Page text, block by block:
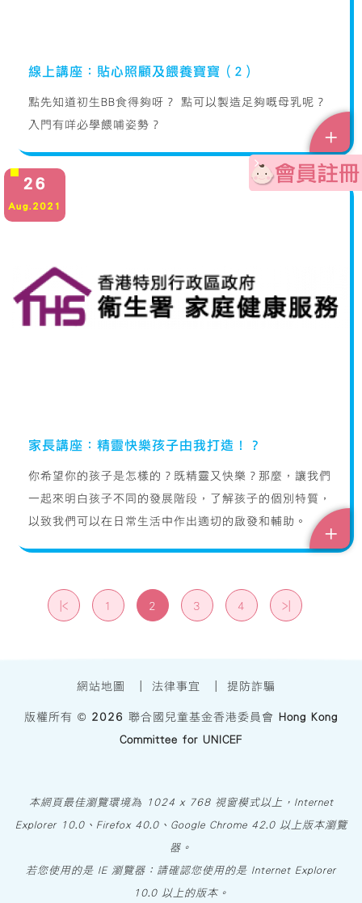
線上講座：貼心照顧及餵養寶寶（2）
點先知道初生BB食得夠呀？ 點可以製造足夠嘅母乳呢？
入門有咩必學餵哺姿勢？
+
26
Aug.2021
家長講座：精靈快樂孩子由我打造！？
你希望你的孩子是怎樣的？既精靈又快樂？那麼，讓我們
一起來明白孩子不同的發展階段，了解孩子的個別特質，
以致我們可以在日常生活中作出適切的啟發和輔助。
+
|< 1 2 3 4 >|
網站地圖 法律事宜 提防詐騙
版權所有 © 2026 聯合國兒童基金香港委員會
Hong Kong
Committee for UNICEF
本網頁最佳瀏覽環境為 1024 x 768 視窗模式以上，Internet
Explorer 10.0、Firefox 40.0、Google Chrome 42.0 以上版本瀏覽
器。
若您使用的是 IE 瀏覽器：請確認您使用的是 Internet Explorer
10.0 以上的版本。